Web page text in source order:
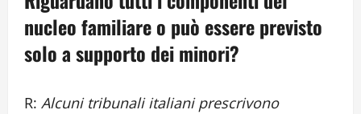
nucleo familiare o può essere previsto
solo a supporto dei minori?
R: Alcuni tribunali italiani prescrivono